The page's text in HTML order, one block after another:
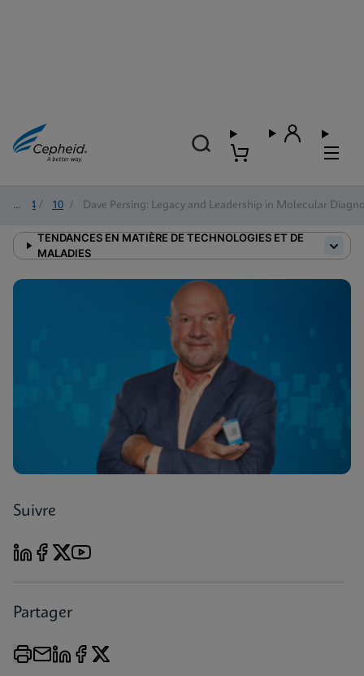
2024 / 10 / Dave Persing: Legacy and Leadership in Molecular
TENDANCES EN MATIÈRE DE TECHNOLOGIES ET DE
MALADIES
Suivre
Partager